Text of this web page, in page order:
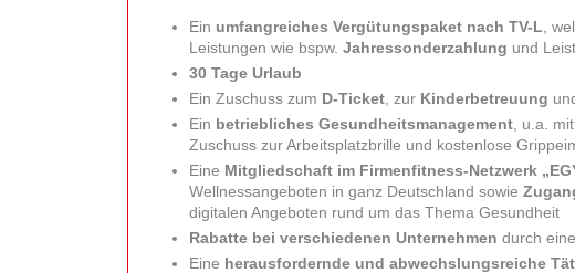
Ein umfangreiches Vergütungs­paket nach TV-L ,
Leistungen wie bspw. Jahres­sonder­zahlung und
30 Tage Urlaub
Ein Zuschuss zum D-Ticket , zur Kinder­betreuung
Ein betriebliches Gesundheits­management , u.a.
Zuschuss zur Arbeits­platzbrille und kosten­lose
Eine Mitgliedschaft im Firmen­fitness-Netzwerk
Wellness­angeboten in ganz Deutsch­land sowie
digitalen Angeboten rund um das Thema Gesundheit
Rabatte bei verschiedenen Unternehmen durch
Eine herausfordernde und ab­wechslungs­reiche